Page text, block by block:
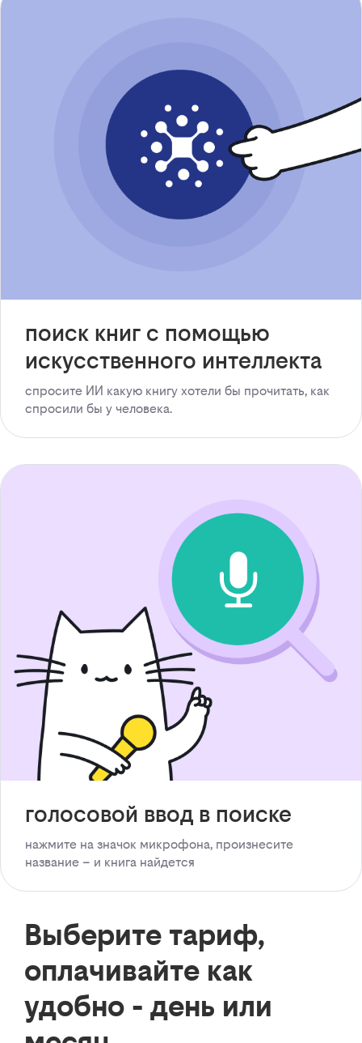
поиск книг с помощью
искусственного интеллекта
спросите ИИ какую книгу хотели бы прочитать, как
спросили бы у человека.
голосовой ввод в поиске
нажмите на значок микрофона, произнесите
название – и книга найдется
Выберите тариф,
оплачивайте как
удобно - день или